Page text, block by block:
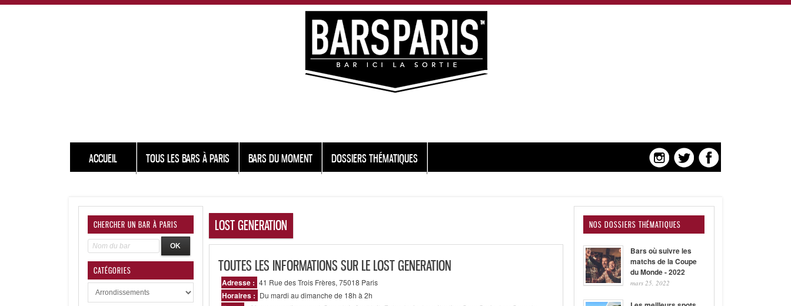
ACCUEIL TOUS LES BARS À PARIS BARS DU MOMENT DOSSIERS THÉMATIQUES
CHERCHER UN BAR À PARIS
CATÉGORIES
LOST GENERATION
TOUTES LES INFORMATIONS SUR LE LOST GENERATION
Adresse : 41 Rue des Trois Frères, 75018 Paris
Horaires : Du mardi au dimanche de 18h à 2h
NOS DOSSIERS THÉMATIQUES
Bars où suivre les
matchs de la Coupe
du Monde - 2022
mars 25, 2022